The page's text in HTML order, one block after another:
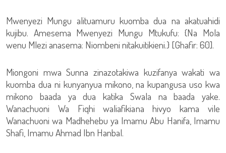
Mwenyezi Mungu alituamuru kuomba dua na akatuahidi
kujibu. Amesema Mwenyezi Mungu Mtukufu: {Na Mola
wenu Mlezi anasema: Niombeni nitakuitikieni.} [Ghafir: 60].
Miongoni mwa Sunna zinazotakiwa kuzifanya wakati wa
kuomba dua ni kunyanyua mikono, na kupangusa uso kwa
mikono baada ya dua katika Swala na baada yake.
Wanachuoni Wa Fiqhi waliafikiana hivyo kama vile
Wanachuoni wa Madhehebu ya Imamu Abu Hanifa, Imamu
Shafi, Imamu Ahmad Ibn Hanbal.